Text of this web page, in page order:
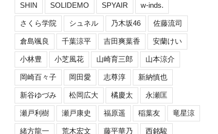
SHIN SOLIDEMO SPYAIR w-inds.
さくら学院 シュネル 乃木坂46 佐藤流司
倉島颯良 千葉涼平 吉田爽葉香 安蘭けい
小林豊 小芝風花 山崎育三郎 山本涼介
岡崎百々子 岡田愛 志尊淳 新納慎也
新谷ゆづみ 松岡広大 橘慶太 永瀬匡
瀬戸利樹 瀬戸康史 福原遥 稲葉友 竜星涼
緒方龍一 荒木宏文 藤平華乃 西銘駿